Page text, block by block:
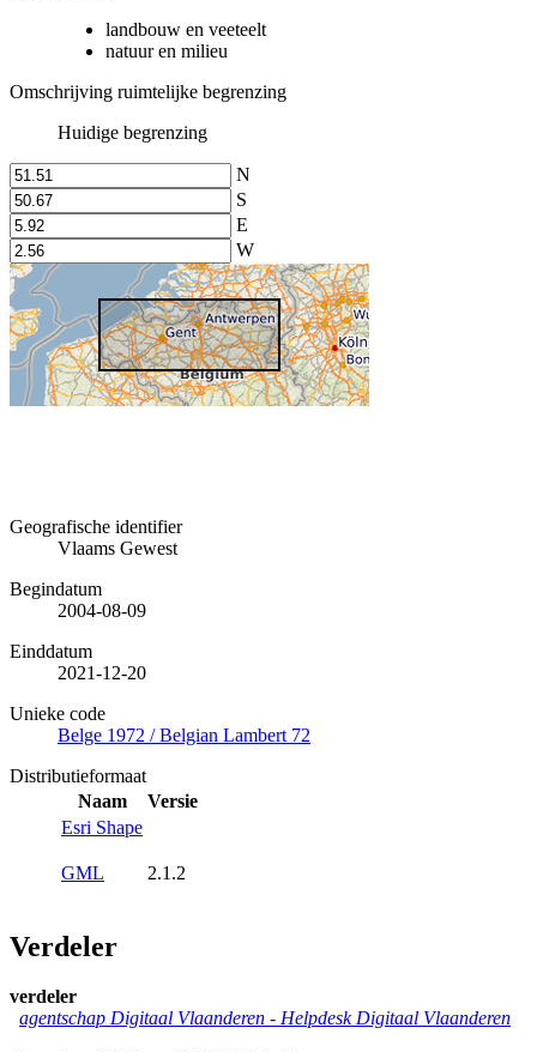
landbouw en veeteelt
natuur en milieu
Omschrijving ruimtelijke begrenzing
Huidige begrenzing
N
S
E
W
Geografische identifier
Vlaams Gewest
Begindatum
2004-08-09
Einddatum
2021-12-20
Unieke code
Belge 1972 / Belgian Lambert 72
Distributieformaat
Naam
Versie
Esri Shape
GML 2.1.2
Verdeler
verdeler
agentschap Digitaal Vlaanderen - Helpdesk Digitaal Vlaanderen